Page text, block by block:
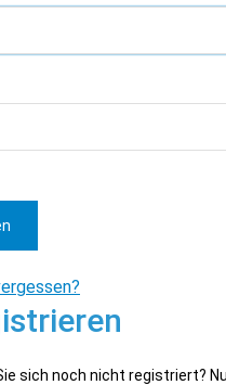
sich noch nicht registriert?